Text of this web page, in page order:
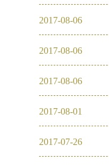
2017-08-06
2017-08-06
2017-08-06
2017-08-01
2017-07-26